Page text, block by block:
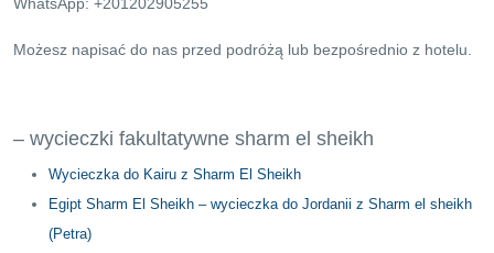
Możesz napisać do nas przed podróżą lub bezpośrednio z hotelu.
– wycieczki fakultatywne sharm el sheikh
Wycieczka do Kairu z Sharm El Sheikh
Egipt Sharm El Sheikh – wycieczka do Jordanii z Sharm el sheikh
(Petra)